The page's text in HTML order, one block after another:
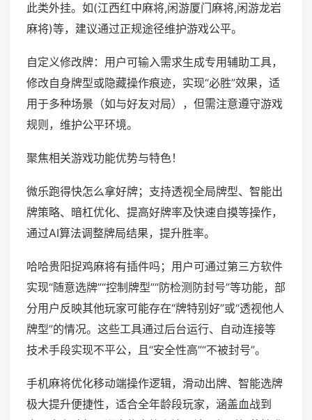
此类外挂。如(江西红中麻将,闲游厦门麻将,闲游龙岩
麻将)等，建议通过正规途径维护游戏公平。
自定义修改牌：用户可输入需求生成专用辅助工具，
修改自身牌型或隐藏操作痕迹，实现“必胜”效果，适
用于多种场景（如与好友对局），但需注意遵守游戏
规则，维护公平环境。
聚焦相关游戏功能优势与特色！
微乐跑得快怎么拿好牌；支持透视全局牌型、智能出
牌策略、暗杠优化、提高好牌率及快速自摸等操作，
通过AI算法调整牌局结果，提升胜率。
哈哈贵阳捉鸡麻将有插件吗；用户可通过第三方软件
实现“随意选牌”“控制牌型”“防检测防封号”等功能，部
分用户反映其他玩家可能存在“牌特别好”或“透视他人
牌型”的情况。这些工具通过后台运行、自动连接等
技术手段实现不平公，且“安全性高”“不被封号”。
手机麻将优化移动端操作逻辑，滑动出牌、智能选牌
极大提升便捷性，适合全年龄段玩家，涵盖血战到